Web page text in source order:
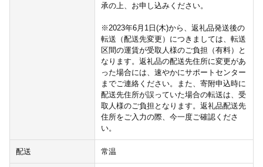
承の上、お申し込みください。
※2023年6月1日(木)から、返礼品発送後の
転送（配送先変更）につきましては、転送
区間の運賃が受取人様のご負担（有料）と
なります。返礼品の配送先住所に変更があ
った場合には、速やかにサポートセンター
までご連絡ください。また、寄附申込時に
配送先住所が誤っていた場合の転送は、受
取人様のご負担となります。返礼品配送先
住所をご入力の際、今一度ご確認くださ
い。
配送 常温